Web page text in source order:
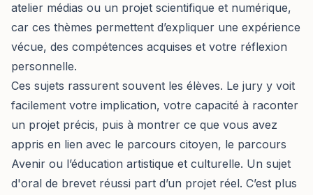
atelier médias ou un projet scientifique et numérique,
car ces thèmes permettent d’expliquer une expérience
vécue, des compétences acquises et votre réflexion
personnelle.
Ces sujets rassurent souvent les élèves. Le jury y voit
facilement votre implication, votre capacité à raconter
un projet précis, puis à montrer ce que vous avez
appris en lien avec le parcours citoyen, le parcours
Avenir ou l’éducation artistique et culturelle. Un sujet
d'oral de brevet réussi part d’un projet réel. C’est plus